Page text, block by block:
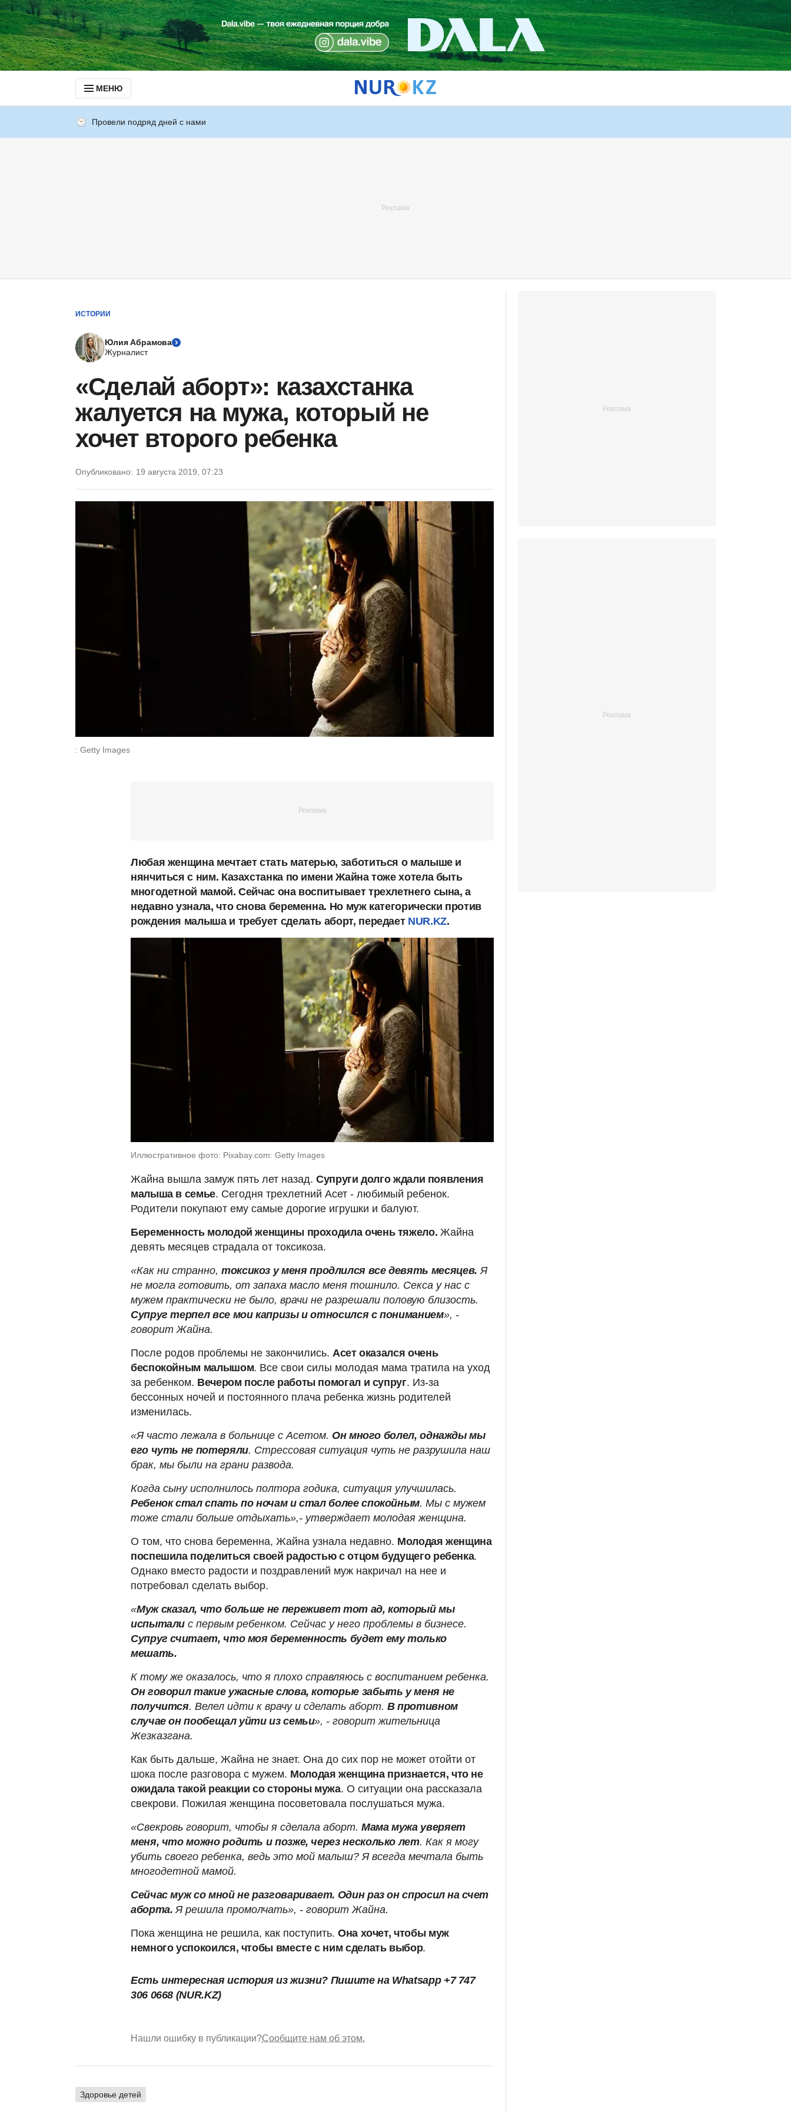
МЕНЮ
Провели подряд дней с нами
ИСТОРИИ
Юлия Абрамова
Журналист
«Сделай аборт»: казахстанка
жалуется на мужа, который не
хочет второго ребенка
Опубликовано: 19 августа 2019, 07:23
: Getty Images
Любая женщина мечтает стать матерью, заботиться о малыше и
нянчиться с ним. Казахстанка по имени Жайна тоже хотела быть
многодетной мамой. Сейчас она воспитывает трехлетнего сына, а
недавно узнала, что снова беременна. Но муж категорически против
рождения малыша и требует сделать аборт, передает NUR.KZ.
Иллюстративное фото: Pixabay.com: Getty Images
Жайна вышла замуж пять лет назад. Супруги долго ждали появления
малыша в семье. Сегодня трехлетний Асет - любимый ребенок.
Родители покупают ему самые дорогие игрушки и балуют.
Беременность молодой женщины проходила очень тяжело. Жайна
девять месяцев страдала от токсикоза.
«Как ни странно, токсикоз у меня продлился все девять месяцев. Я
не могла готовить, от запаха масло меня тошнило. Секса у нас с
мужем практически не было, врачи не разрешали половую близость.
Супруг терпел все мои капризы и относился с пониманием», -
говорит Жайна.
После родов проблемы не закончились. Асет оказался очень
беспокойным малышом. Все свои силы молодая мама тратила на уход
за ребенком. Вечером после работы помогал и супруг. Из-за
бессонных ночей и постоянного плача ребенка жизнь родителей
изменилась.
«Я часто лежала в больнице с Асетом. Он много болел, однажды мы
его чуть не потеряли. Стрессовая ситуация чуть не разрушила наш
брак, мы были на грани развода.
Когда сыну исполнилось полтора годика, ситуация улучшилась.
Ребенок стал спать по ночам и стал более спокойным. Мы с мужем
тоже стали больше отдыхать»,- утверждает молодая женщина.
О том, что снова беременна, Жайна узнала недавно. Молодая женщина
поспешила поделиться своей радостью с отцом будущего ребенка.
Однако вместо радости и поздравлений муж накричал на нее и
потребовал сделать выбор.
«Муж сказал, что больше не переживет тот ад, который мы
испытали с первым ребенком. Сейчас у него проблемы в бизнесе.
Супруг считает, что моя беременность будет ему только
мешать.
К тому же оказалось, что я плохо справляюсь с воспитанием ребенка.
Он говорил такие ужасные слова, которые забыть у меня не
получится. Велел идти к врачу и сделать аборт. В противном
случае он пообещал уйти из семьи», - говорит жительница
Жезказгана.
Как быть дальше, Жайна не знает. Она до сих пор не может отойти от
шока после разговора с мужем. Молодая женщина признается, что не
ожидала такой реакции со стороны мужа. О ситуации она рассказала
свекрови. Пожилая женщина посоветовала послушаться мужа.
«Свекровь говорит, чтобы я сделала аборт. Мама мужа уверяет
меня, что можно родить и позже, через несколько лет. Как я могу
убить своего ребенка, ведь это мой малыш? Я всегда мечтала быть
многодетной мамой.
Сейчас муж со мной не разговаривает. Один раз он спросил на счет
аборта.Я решила промолчать», - говорит Жайна.
Пока женщина не решила, как поступить. Она хочет, чтобы муж
немного успокоился, чтобы вместе с ним сделать выбор.
Есть интересная история из жизни? Пишите на Whatsapp +7 747
306 0668 (NUR.KZ)
Нашли ошибку в публикации?Сообщите нам об этом.
Здоровье детей